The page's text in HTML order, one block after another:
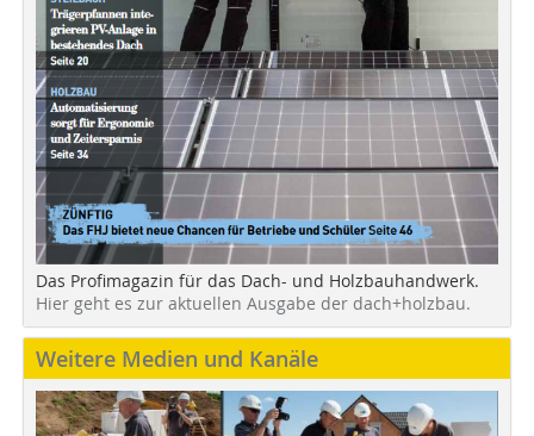
Das Profimagazin für das Dach- und Holzbauhandwerk.
Hier geht es zur aktuellen Ausgabe der dach+holzbau.
Weitere Medien und Kanäle